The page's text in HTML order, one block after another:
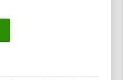
JÄGERSFREUDE/